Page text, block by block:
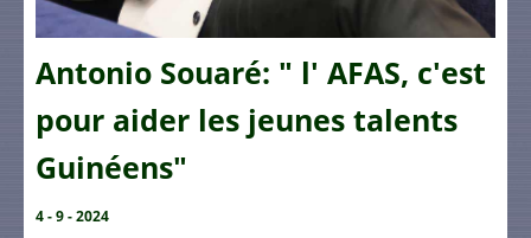
Antonio Souaré: " l' AFAS, c'est
pour aider les jeunes talents
Guinéens"
4 - 9 - 2024